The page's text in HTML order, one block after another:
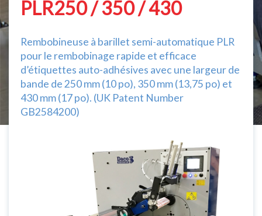
PLR250 / 350 / 430
Rembobineuse à barillet semi-automatique PLR
pour le rembobinage rapide et efficace
d’étiquettes auto-adhésives avec une largeur de
bande de 250 mm (10 po), 350 mm (13,75 po) et
430 mm (17 po). (UK Patent Number
GB2584200)